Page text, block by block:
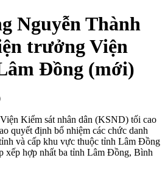
Nguyễn Thành
trưởng Viện
Đồng (mới)
Kiểm sát nhân dân (KSND) tối cao
quyết định bổ nhiệm các chức danh
và cấp khu vực thuộc tỉnh Lâm Đồng
xếp hợp nhất ba tỉnh Lâm Đồng, Bình